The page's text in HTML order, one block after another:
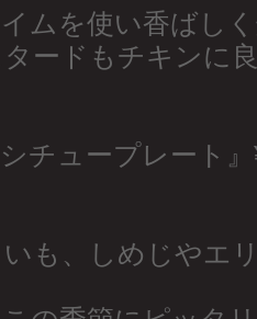
ムを使い香ばし
ードもチキンに
チュープレート
も、しめじやエ